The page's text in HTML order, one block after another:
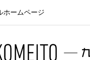
ホームページ